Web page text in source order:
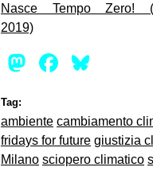
Nasce Tempo Zero!
2019)
Mastodon
Tag:
ambiente cambiamento
fridays for future giustizia
Milano sciopero climatico